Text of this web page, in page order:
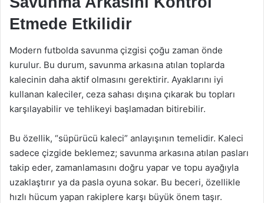
Etmede Etkilidir
Modern futbolda savunma çizgisi çoğu zaman önde
kurulur. Bu durum, savunma arkasına atılan toplarda
kalecinin daha aktif olmasını gerektirir. Ayaklarını iyi
kullanan kaleciler, ceza sahası dışına çıkarak bu topları
karşılayabilir ve tehlikeyi başlamadan bitirebilir.
Bu özellik, “süpürücü kaleci” anlayışının temelidir. Kaleci
sadece çizgide beklemez; savunma arkasına atılan pasları
takip eder, zamanlamasını doğru yapar ve topu ayağıyla
uzaklaştırır ya da pasla oyuna sokar. Bu beceri, özellikle
hızlı hücum yapan rakiplere karşı büyük önem taşır.